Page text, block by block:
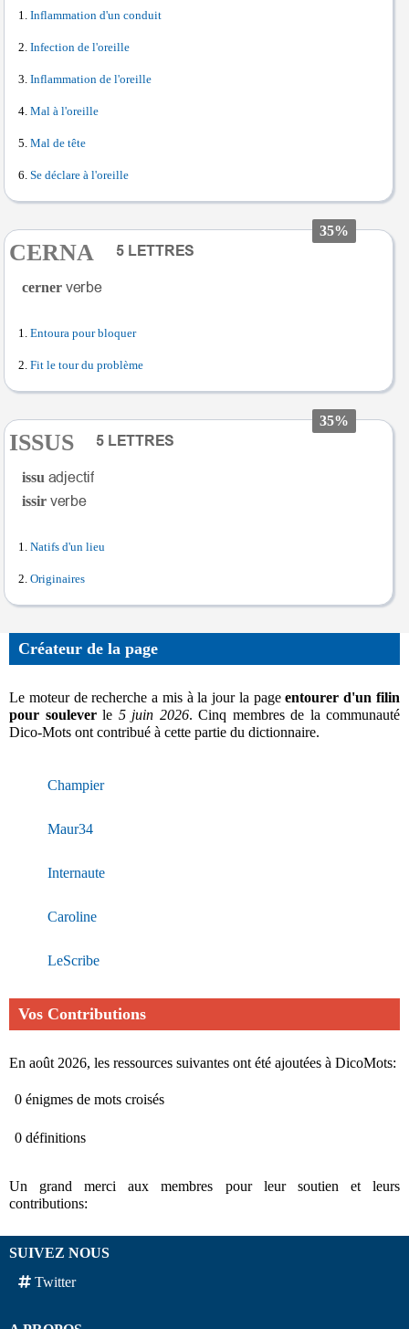
Inflammation d'un conduit
Infection de l'oreille
Inflammation de l'oreille
Mal à l'oreille
Mal de tête
Se déclare à l'oreille
35%
CERNA
cerner
Entoura pour bloquer
Fit le tour du problème
35%
ISSUS
issu
issir
Natifs d'un lieu
Originaires
Créateur de la page
Le moteur de recherche a mis à la jour la pageentourer d'un filin
pour souleverle 5 juin 2026. Cinq membres de la communauté
Dico-Mots ont contribué à cette partie du dictionnaire.
Champier
Maur34
Internaute
Caroline
LeScribe
Vos Contributions
En août 2026, les ressources suivantes ont été ajoutées à DicoMots:
0 énigmes de mots croisés
0 définitions
Un grand merci aux membres pour leur soutien et leurs
contributions:
SUIVEZ NOUS
Twitter